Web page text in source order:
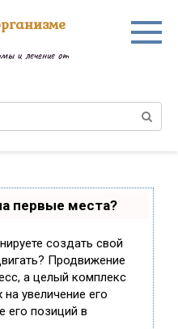
и лечение от
первые места?
создать свой
Продвижение
а целый комплекс
увеличение его
его позиций в